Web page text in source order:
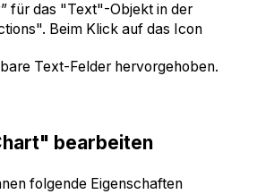
für das "Text"-Objekt in der
Beim Klick auf das Icon
Text-Felder hervorgehoben.
bearbeiten
folgende Eigenschaften